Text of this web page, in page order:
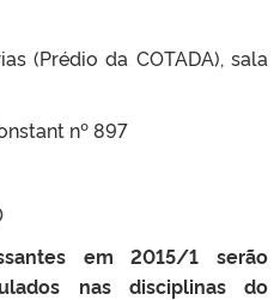
(Prédio da COTADA), sala
nº 897
em 2015/1 serão
nas disciplinas do